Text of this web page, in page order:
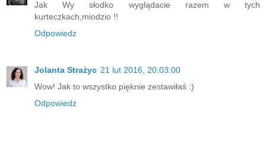
Jak Wy słodko wyglądacie razem w tych
kurteczkach,miodzio !!
Odpowiedz
Jolanta Strażyc 21 lut 2016, 20:03:00
Wow! Jak to wszystko pięknie zestawiłaś :)
Odpowiedz